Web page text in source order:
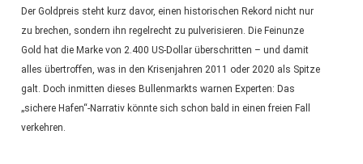
Der Goldpreis steht kurz davor, einen historischen Rekord nicht nur
zu brechen, sondern ihn regelrecht zu pulverisieren. Die Feinunze
Gold hat die Marke von 2.400 US-Dollar überschritten – und damit
alles übertroffen, was in den Krisenjahren 2011 oder 2020 als Spitze
galt. Doch inmitten dieses Bullenmarkts warnen Experten: Das
„sichere Hafen“-Narrativ könnte sich schon bald in einen freien Fall
verkehren.